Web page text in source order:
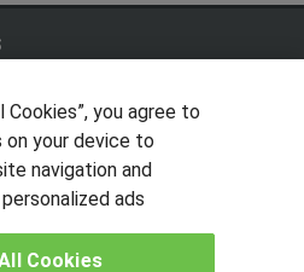
you agree to
your device to
navigation and
ads
Cookies